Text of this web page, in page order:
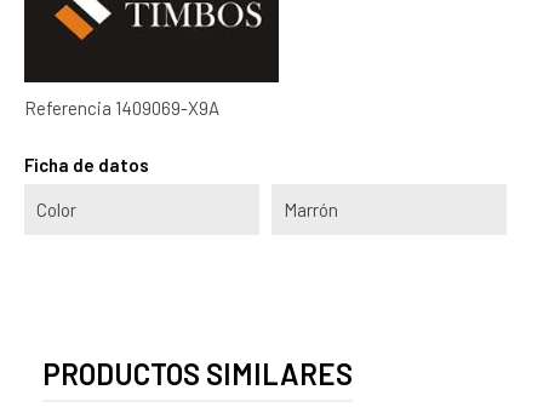
Referencia 1409069-X9A
Ficha de datos
Color Marrón
PRODUCTOS SIMILARES